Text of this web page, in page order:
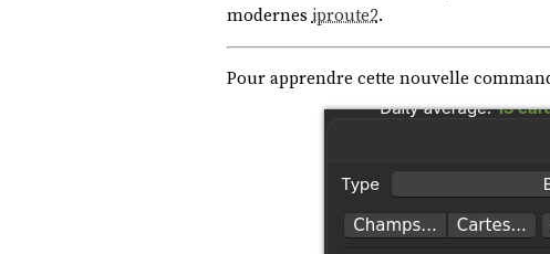
modernesiproute2.
Pour apprendre cette nouvelle